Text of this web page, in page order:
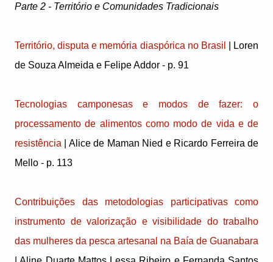
Parte 2 - Território e Comunidades Tradicionais
Território, disputa e memória diaspórica no Brasil
| Loren
de Souza Almeida e Felipe Addor - p. 91
Tecnologias camponesas e modos de fazer: o
processamento de alimentos como modo de vida e de
resistência | Alice de Maman Nied e Ricardo Ferreira de
Mello - p. 113
Contribuições das metodologias participativas como
instrumento de valorização e visibilidade do trabalho
das mulheres da pesca artesanal na Baía de Guanabara